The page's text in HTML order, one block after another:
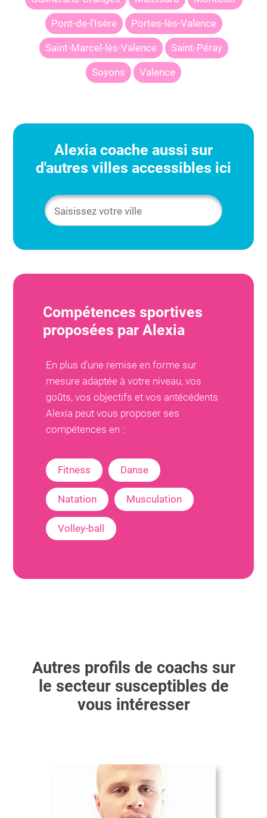
Pont-de-l'Isère Portes-lès-Valence
Saint-Marcel-lès-Valence Saint-Péray
Soyons Valence
Alexia coache aussi sur
d'autres villes accessibles ici
Compétences sportives
proposées parAlexia
En plus d'une remise en forme sur
mesure adaptée à votre niveau, vos
goûts, vos objectifs et vos antécédents
Alexia peut vous proposer ses
compétences en :
Fitness Danse
Natation Musculation
Volley-ball
Autres profils de coachs sur
le secteur susceptibles de
vous intéresser